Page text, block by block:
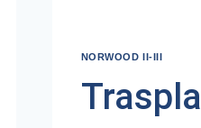
NORWOOD II-III